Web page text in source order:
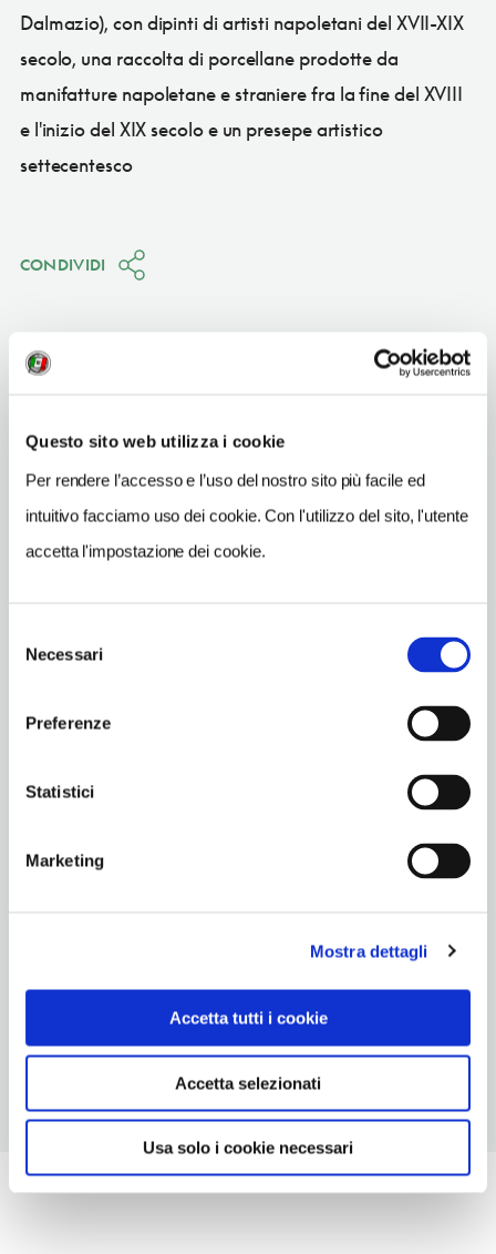
Questo sito web utilizza i cookie
Per rendere l’accesso e l’uso del nostro sito più facile ed
intuitivo facciamo uso dei cookie. Con l'utilizzo del sito, l'utente
accetta l'impostazione dei cookie.
delNecessari
Preferenze
Statistici
Marketing
Mostra dettagli
Accetta tutti i cookie
Accetta selezionati
Usa solo i cookie necessari
Dalmazio), con dipinti di artisti napoletani del XVII-XIX
secolo, una raccolta di porcellane prodotte da
manifatture napoletane e straniere fra la fine del XVIII
e l'inizio del XIX secolo e un presepe artistico
settecentesco
CONDIVIDI
Vedi su Google Maps
piazza De Marsico - 83100
SITO WEB
INDIRIZZO EMAIL
TELEFONO
ORARI DI APERTURA
Apertura/Chiusura annuale: sempre aperto
CONDIZIONI DI VISITA